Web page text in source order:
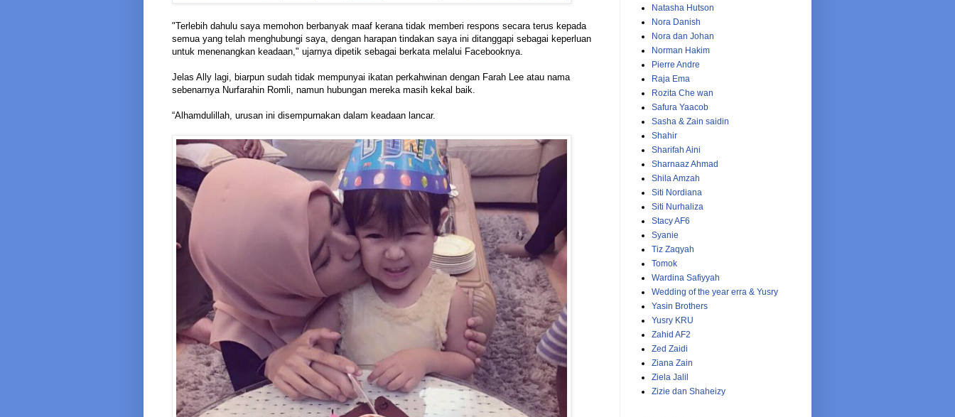
"Terlebih dahulu saya memohon berbanyak maaf kerana tidak memberi respons secara terus kepada
semua yang telah menghubungi saya, dengan harapan tindakan saya ini ditanggapi sebagai keperluan
untuk menenangkan keadaan," ujarnya dipetik sebagai berkata melalui Facebooknya.
Jelas Ally lagi, biarpun sudah tidak mempunyai ikatan perkahwinan dengan Farah Lee atau nama
sebenarnya Nurfarahin Romli, namun hubungan mereka masih kekal baik.
“Alhamdulillah, urusan ini disempurnakan dalam keadaan lancar.
Natasha Hutson
Nora Danish
Nora dan Johan
Norman Hakim
Pierre Andre
Raja Ema
Rozita Che wan
Safura Yaacob
Sasha & Zain saidin
Shahir
Sharifah Aini
Sharnaaz Ahmad
Shila Amzah
Siti Nordiana
Siti Nurhaliza
Stacy AF6
Syanie
Tiz Zaqyah
Tomok
Wardina Safiyyah
Wedding of the year erra & Yusry
Yasin Brothers
Yusry KRU
Zahid AF2
Zed Zaidi
Ziana Zain
Ziela Jalil
Zizie dan Shaheizy